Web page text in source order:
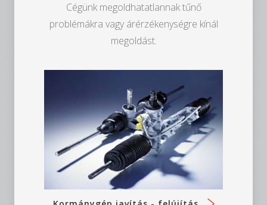
Cégünk megoldhatatlannak tűnő
problémákra vagy árérzékenységre kínál
megoldást.